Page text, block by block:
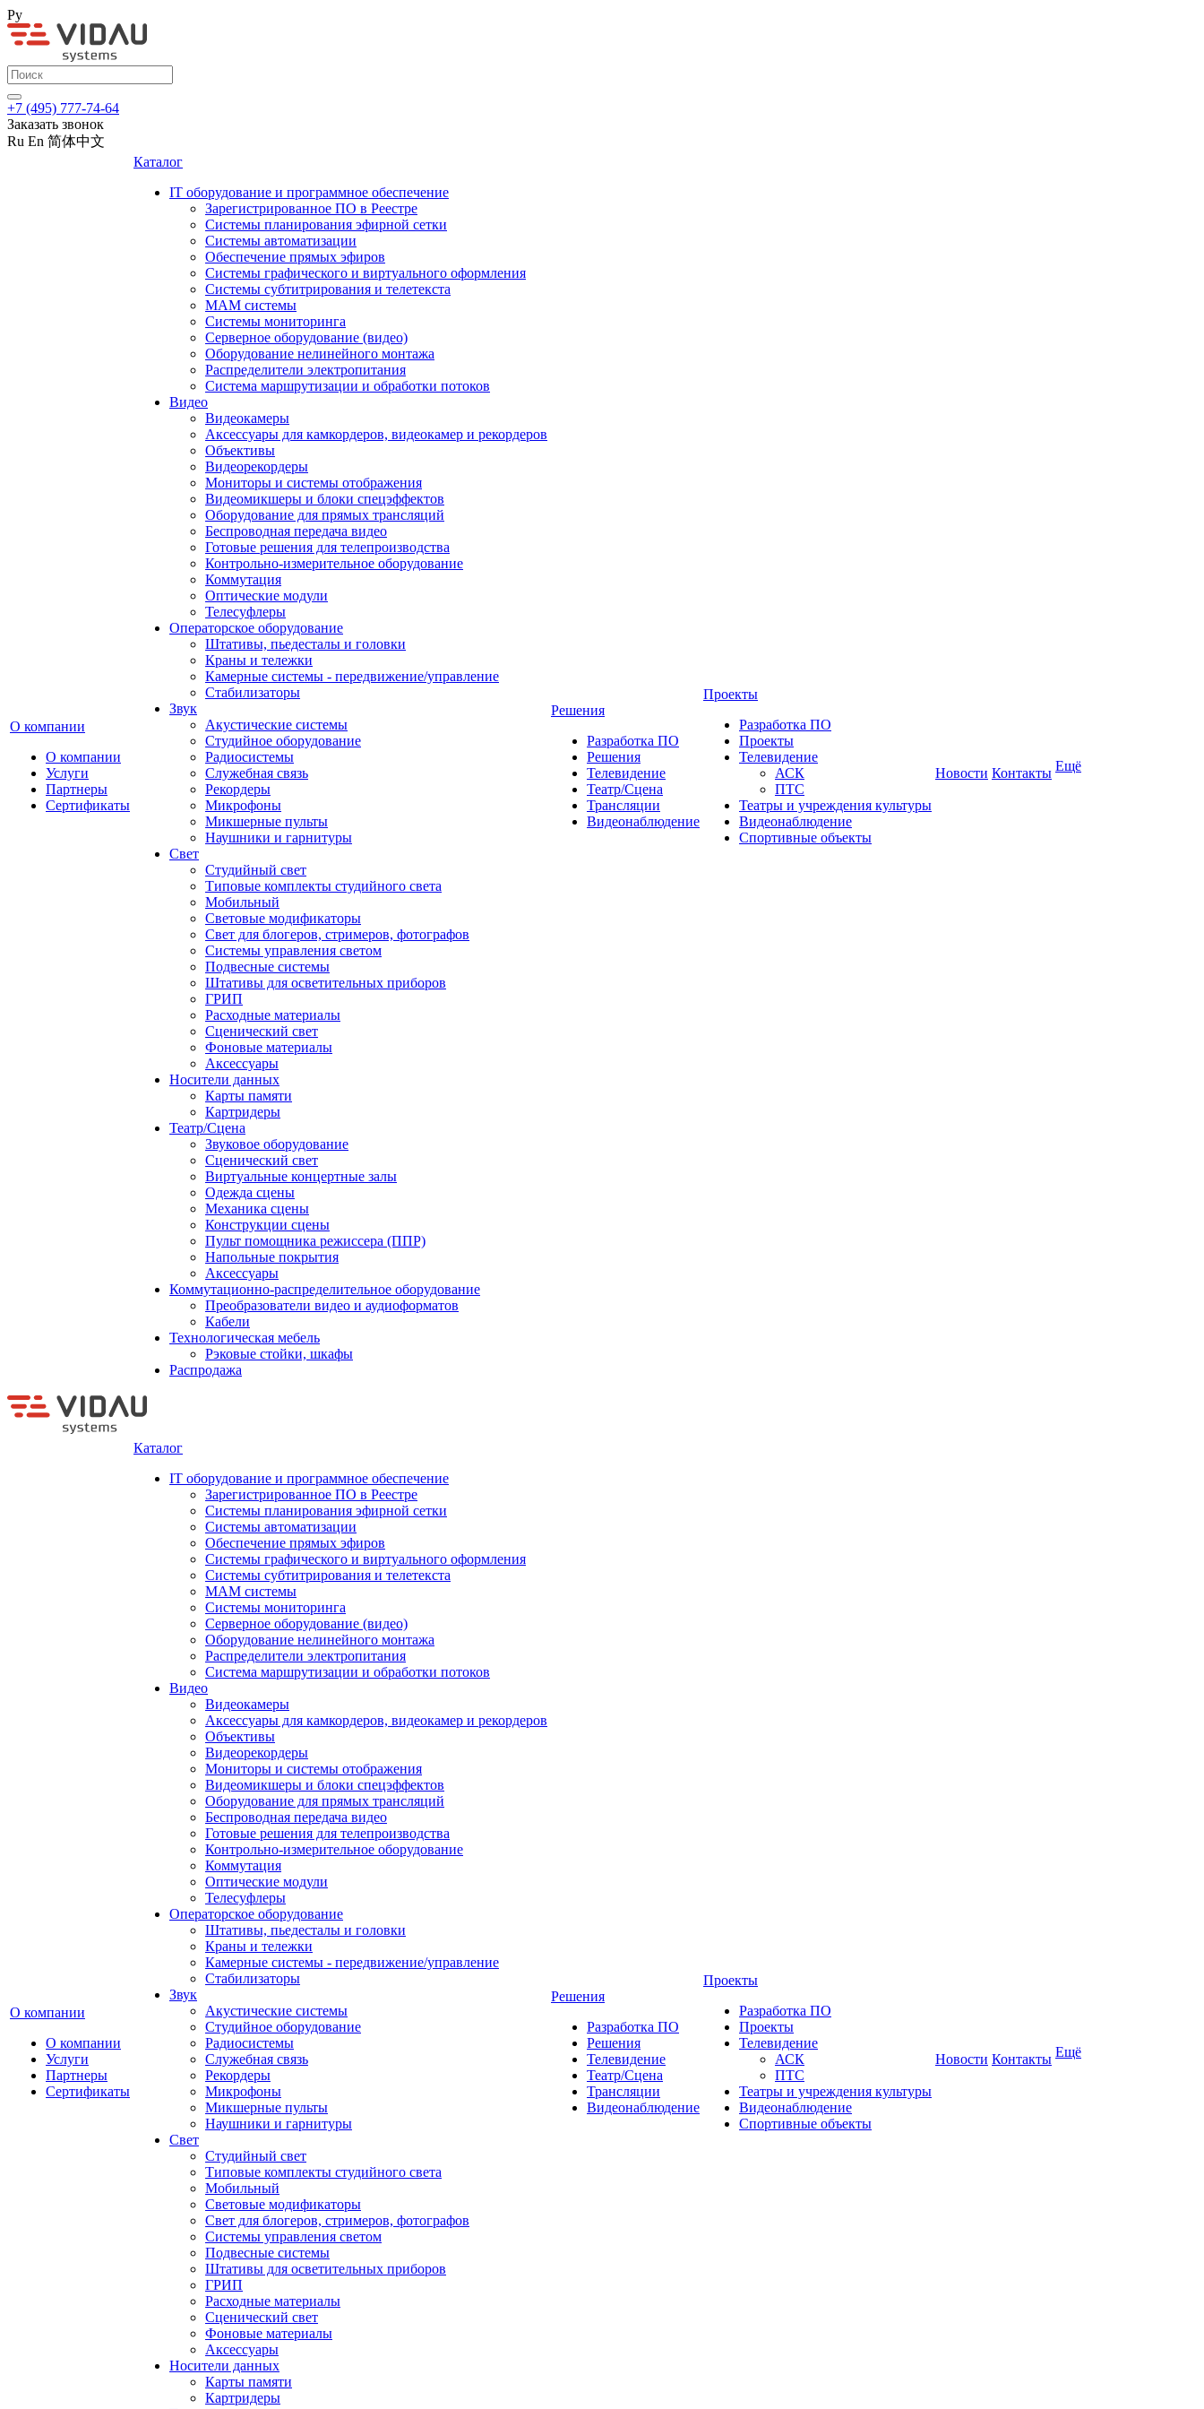
Ру
+7 (495) 777-74-64
Заказать звонок
Ru En 简体中文
О компании
О компании
Услуги
Партнеры
Сертификаты
Каталог
IT оборудование и программное обеспечение
Зарегистрированное ПО в Реестре
Системы планирования эфирной сетки
Системы автоматизации
Обеспечение прямых эфиров
Системы графического и виртуального оформления
Системы субтитрирования и телетекста
MAM системы
Системы мониторинга
Серверное оборудование (видео)
Оборудование нелинейного монтажа
Распределители электропитания
Система маршрутизации и обработки потоков
Видео
Видеокамеры
Аксессуары для камкордеров, видеокамер и рекордеров
Объективы
Видеорекордеры
Мониторы и системы отображения
Видеомикшеры и блоки спецэффектов
Оборудование для прямых трансляций
Беспроводная передача видео
Готовые решения для телепроизводства
Контрольно-измерительное оборудование
Коммутация
Оптические модули
Телесуфлеры
Операторское оборудование
Штативы, пьедесталы и головки
Краны и тележки
Камерные системы - передвижение/управление
Стабилизаторы
Звук
Акустические системы
Студийное оборудование
Радиосистемы
Служебная связь
Рекордеры
Микрофоны
Микшерные пульты
Наушники и гарнитуры
Свет
Студийный свет
Типовые комплекты студийного света
Мобильный
Световые модификаторы
Свет для блогеров, стримеров, фотографов
Системы управления светом
Подвесные системы
Штативы для осветительных приборов
ГРИП
Расходные материалы
Сценический свет
Фоновые материалы
Аксессуары
Носители данных
Карты памяти
Картридеры
Театр/Сцена
Звуковое оборудование
Сценический свет
Виртуальные концертные залы
Одежда сцены
Механика сцены
Конструкции сцены
Пульт помощника режиссера (ППР)
Напольные покрытия
Аксессуары
Коммутационно-распределительное оборудование
Преобразователи видео и аудиоформатов
Кабели
Технологическая мебель
Рэковые стойки, шкафы
Распродажа
Решения
Разработка ПО
Решения
Телевидение
Театр/Сцена
Трансляции
Видеонаблюдение
Проекты
Разработка ПО
Проекты
Телевидение
АСК
ПТС
Театры и учреждения культуры
Видеонаблюдение
Спортивные объекты
Новости Контакты Ещё
О компании
О компании
Услуги
Партнеры
Сертификаты
Каталог
IT оборудование и программное обеспечение
Зарегистрированное ПО в Реестре
Системы планирования эфирной сетки
Системы автоматизации
Обеспечение прямых эфиров
Системы графического и виртуального оформления
Системы субтитрирования и телетекста
MAM системы
Системы мониторинга
Серверное оборудование (видео)
Оборудование нелинейного монтажа
Распределители электропитания
Система маршрутизации и обработки потоков
Видео
Видеокамеры
Аксессуары для камкордеров, видеокамер и рекордеров
Объективы
Видеорекордеры
Мониторы и системы отображения
Видеомикшеры и блоки спецэффектов
Оборудование для прямых трансляций
Беспроводная передача видео
Готовые решения для телепроизводства
Контрольно-измерительное оборудование
Коммутация
Оптические модули
Телесуфлеры
Операторское оборудование
Штативы, пьедесталы и головки
Краны и тележки
Камерные системы - передвижение/управление
Стабилизаторы
Звук
Акустические системы
Студийное оборудование
Радиосистемы
Служебная связь
Рекордеры
Микрофоны
Микшерные пульты
Наушники и гарнитуры
Свет
Студийный свет
Типовые комплекты студийного света
Мобильный
Световые модификаторы
Свет для блогеров, стримеров, фотографов
Системы управления светом
Подвесные системы
Штативы для осветительных приборов
ГРИП
Расходные материалы
Сценический свет
Фоновые материалы
Аксессуары
Носители данных
Карты памяти
Картридеры
Решения
Разработка ПО
Решения
Телевидение
Театр/Сцена
Трансляции
Видеонаблюдение
Проекты
Разработка ПО
Проекты
Телевидение
АСК
ПТС
Театры и учреждения культуры
Видеонаблюдение
Спортивные объекты
Новости Контакты Ещё